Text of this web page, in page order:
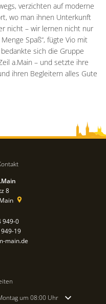
verzichten auf moderne
wo man ihnen Unterkunft
nicht – wir lernen nicht nur
Spaß“, fügte Vio mit
sich die Gruppe
a.Main – und setzte ihre
ihren Begleitern alles Gute
8
949-0
19
main.de
Schließzeiten auszublenden
um 08:00 Uhr